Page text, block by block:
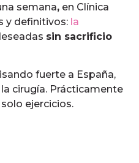
semana, en Clínica
y definitivos: la
sin sacrificio
fuerte a España,
cirugía. Prácticamente
ejercicios.